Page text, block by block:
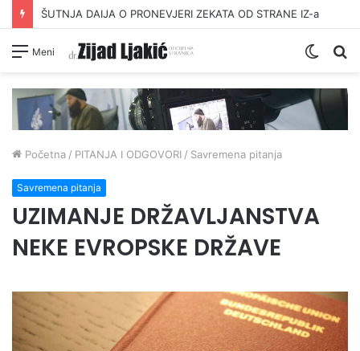
DAVANJE ZEKATA OFRLJE
Meni
Switch
Početna / PITANJA I ODGOVORI / Savremena pitanja
Savremena pitanja
UZIMANJE DRŽAVLJANSTVA
NEKE EVROPSKE DRŽAVE